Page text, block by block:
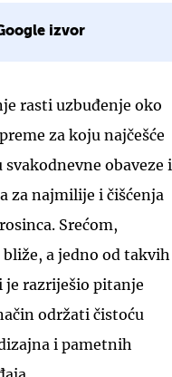
izvor
rasti uzbuđenje oko
za koju najčešće
obaveze i
za najmilije i čišćenja
Srećom,
a jedno od takvih
je razriješio pitanje
održati čistoću
i pametnih